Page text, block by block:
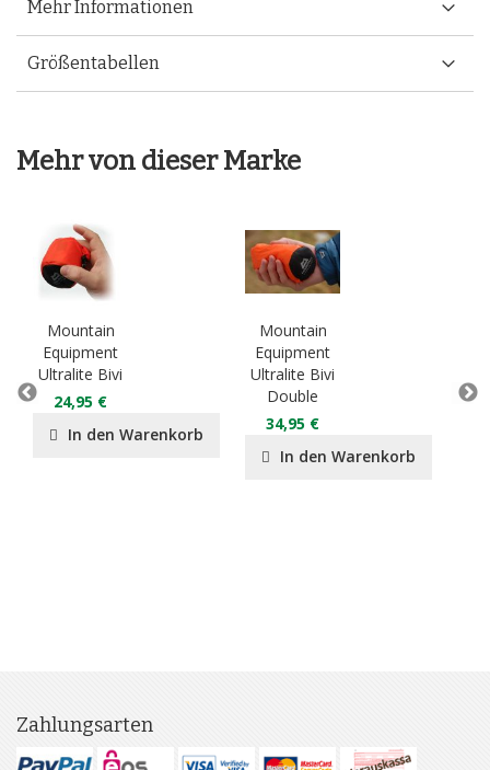
Mehr Informationen
Größentabellen
Mehr von dieser Marke
Mountain
Equipment
Ultralite Bivi
24,95 €
In den Warenkorb
Mountain
Equipment
Ultralite Bivi
Double
34,95 €
In den Warenkorb
Zahlungsarten